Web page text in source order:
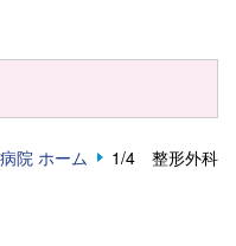
院 ホーム 1/4 整形外科